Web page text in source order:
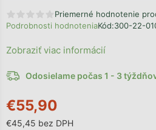
Priemerné hodnotenie
Podrobnosti hodnoteniaKód:300-22-
€55,90
€45,45 bez DPH
Odosielame počas 1 - 3
Zobraziť viac informácií